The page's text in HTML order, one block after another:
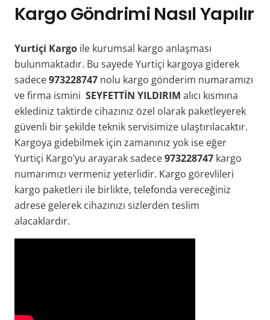
Kargo Göndrimi Nasıl Yapılır
Yurtiçi Kargo ile kurumsal kargo anlaşması
bulunmaktadır. Bu sayede Yurtiçi kargoya giderek
sadece973228747 nolu kargo gönderim numaramızı
ve firma ismini SEYFETTİN YILDIRIM alıcı kısmına
eklediniz taktirde cihazınız özel olarak paketleyerek
güvenli bir şekilde teknik servisimize ulaştırılacaktır.
Kargoya gidebilmek için zamanınız yok ise eğer
Yurtiçi Kargo’yu arayarak sadece973228747 kargo
numarımızı vermeniz yeterlidir. Kargo görevlileri
kargo paketleri ile birlikte, telefonda vereceğiniz
adrese gelerek cihazınızı sizlerden teslim
alacaklardır.